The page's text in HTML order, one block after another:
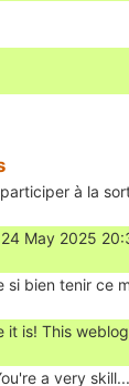
à la
May 2025
si bien tenir ce
it is! This
a very skill...